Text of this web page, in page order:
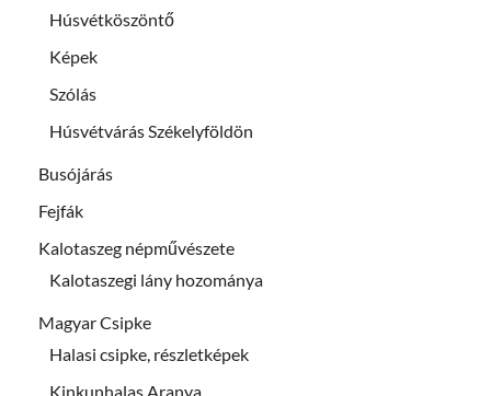
Húsvétköszöntő
Képek
Szólás
Húsvétvárás Székelyföldön
Busójárás
Fejfák
Kalotaszeg népművészete
Kalotaszegi lány hozománya
Magyar Csipke
Halasi csipke, részletképek
Kinkunhalas Aranya